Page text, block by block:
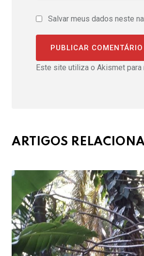
Salvar meus dados neste
Este site utiliza o Akismet para
ARTIGOS